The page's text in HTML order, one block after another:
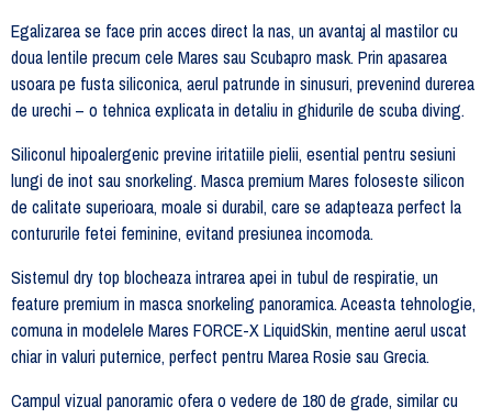
Egalizarea se face prin acces direct la nas, un avantaj al mastilor cu
doua lentile precum cele Mares sau Scubapro mask. Prin apasarea
usoara pe fusta siliconica, aerul patrunde in sinusuri, prevenind durerea
de urechi – o tehnica explicata in detaliu in ghidurile de scuba diving.
Siliconul hipoalergenic previne iritatiile pielii, esential pentru sesiuni
lungi de inot sau snorkeling. Masca premium Mares foloseste silicon
de calitate superioara, moale si durabil, care se adapteaza perfect la
contururile fetei feminine, evitand presiunea incomoda.
Sistemul dry top blocheaza intrarea apei in tubul de respiratie, un
feature premium in masca snorkeling panoramica. Aceasta tehnologie,
comuna in modelele Mares FORCE-X LiquidSkin, mentine aerul uscat
chiar in valuri puternice, perfect pentru Marea Rosie sau Grecia.
Campul vizual panoramic ofera o vedere de 180 de grade, similar cu